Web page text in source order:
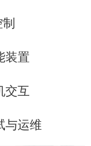
装置
交互
与运维